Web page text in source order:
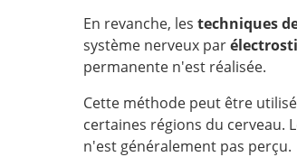
En revanche, les techniques
système nerveux par
permanente n'est réalisée.
Cette méthode peut être
certaines régions du cerveau.
n'est généralement pas perçu.